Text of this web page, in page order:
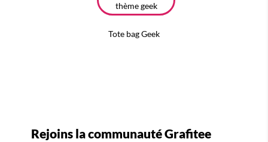
Tote bag Geek
Rejoins la communauté Grafitee